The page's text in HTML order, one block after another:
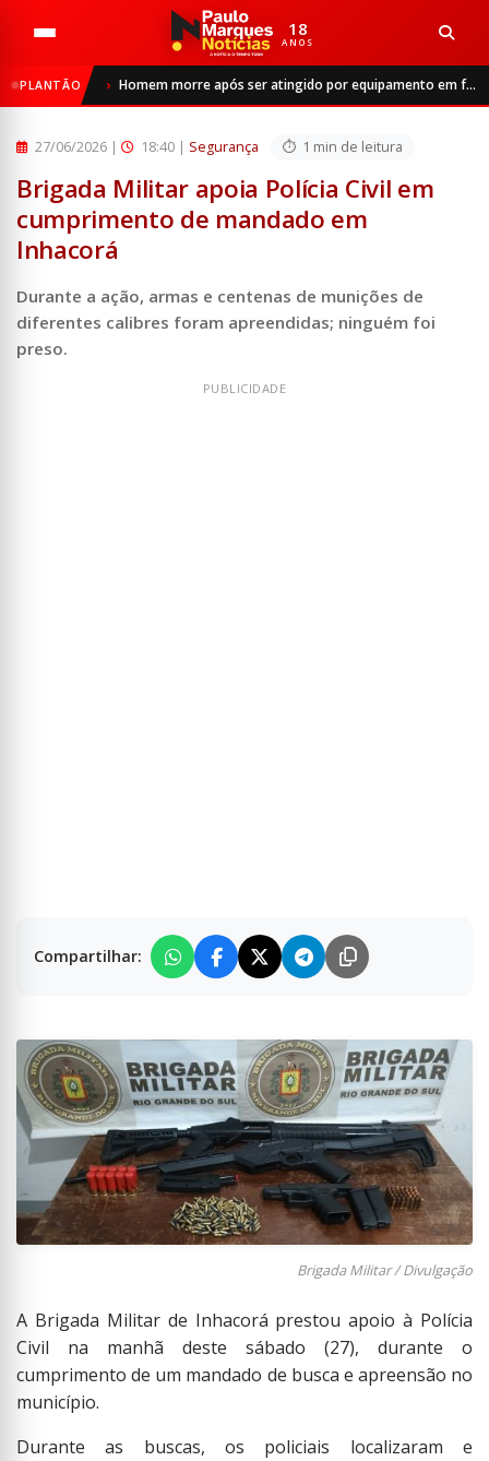
18
ANOS
PLANTÃO Homem morre após ser atingido por equipamento em frigorífico de São Luiz Gonzaga
Segurança
Brigada Militar apoia Polícia Civil em cumprimento de man...
27/06/2026 | 18:40 | Segurança 1 min de leitura
Brigada Militar apoia Polícia Civil em
cumprimento de mandado em
Inhacorá
Durante a ação, armas e centenas de munições de
diferentes calibres foram apreendidas; ninguém foi
preso.
Compartilhar:
Brigada Militar / Divulgação
A Brigada Militar de Inhacorá prestou apoio à Polícia
Civil na manhã deste sábado (27), durante o
cumprimento de um mandado de busca e apreensão no
município.
Durante as buscas, os policiais localizaram e